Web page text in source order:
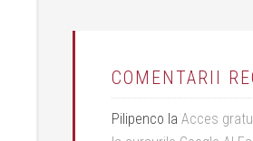
COMENTARII
Pilipenco la Acces